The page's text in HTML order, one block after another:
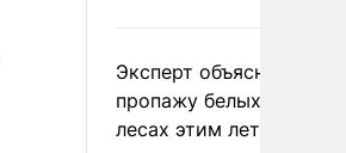
Эксперт объяснил
пропажу белых грибов
лесах этим летом